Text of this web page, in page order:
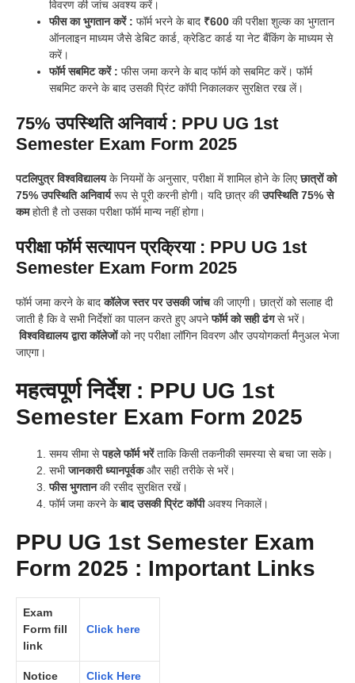
विवरण की जांच अवश्य करें।
फीस का भुगतान करें : फॉर्म भरने के बाद ₹600 की परीक्षा शुल्क का भुगतान
ऑनलाइन माध्यम जैसे डेबिट कार्ड, क्रेडिट कार्ड या नेट बैंकिंग के माध्यम से
करें।
फॉर्म सबमिट करें : फीस जमा करने के बाद फॉर्म को सबमिट करें। फॉर्म
सबमिट करने के बाद उसकी प्रिंट कॉपी निकालकर सुरक्षित रख लें।
75% उपस्थिति अनिवार्य : PPU UG 1st
Semester Exam Form 2025
पटलिपुत्र विश्वविद्यालयके नियमों के अनुसार, परीक्षा में शामिल होने के लिएछात्रों को
75% उपस्थिति अनिवार्यरूप से पूरी करनी होगी। यदि छात्र कीउपस्थिति 75% से
कमहोती है तो उसका परीक्षा फॉर्म मान्य नहीं होगा।
परीक्षा फॉर्म सत्यापन प्रक्रिया : PPU UG 1st
Semester Exam Form 2025
फॉर्म जमा करने के बादकॉलेज स्तर पर उसकी जांचकी जाएगी। छात्रों को सलाह दी
जाती है कि वे सभी निर्देशों का पालन करते हुए अपनेफॉर्म को सही ढंगसे भरें।
विश्वविद्यालय द्वारा कॉलेजोंको नए परीक्षा लॉगिन विवरण और उपयोगकर्ता मैनुअल भेजा
जाएगा।
महत्वपूर्ण निर्देश : PPU UG 1st
Semester Exam Form 2025
समय सीमा सेपहले फॉर्म भरेंताकि किसी तकनीकी समस्या से बचा जा सके।
सभीजानकारी ध्यानपूर्वकऔर सही तरीके से भरें।
फीस भुगतानकी रसीद सुरक्षित रखें।
फॉर्म जमा करने केबाद उसकी प्रिंट कॉपीअवश्य निकालें।
PPU UG 1st Semester Exam
Form 2025 : Important Links
Exam
Form fill
link
Click here
Notice Click Here